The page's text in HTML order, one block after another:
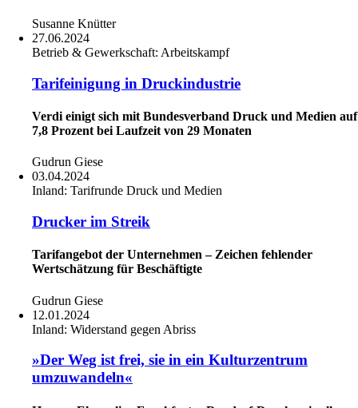
Susanne Knütter
27.06.2024
Betrieb & Gewerkschaft: Arbeitskampf
Tarifeinigung in Druckindustrie
Verdi einigt sich mit Bundesverband Druck und Medien auf
7,8 Prozent bei Laufzeit von 29 Monaten
Gudrun Giese
03.04.2024
Inland: Tarifrunde Druck und Medien
Drucker im Streik
Tarifangebot der Unternehmen – Zeichen fehlender
Wertschätzung für Beschäftigte
Gudrun Giese
12.01.2024
Inland: Widerstand gegen Abriss
»Der Weg ist frei, sie in ein Kulturzentrum
umzuwandeln«